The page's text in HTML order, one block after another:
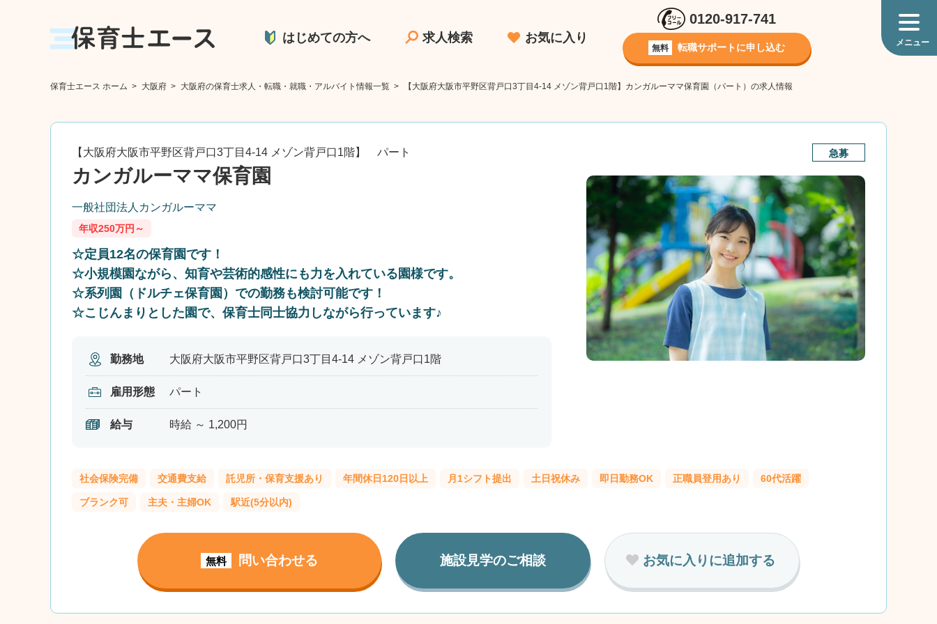
はじめての方へ 求人検索 お気に入り
0120-917-741
無料 転職サポートに申し込む
保育士エース ホーム > 大阪府 > 大阪府の保育士求人・転職・就職・アルバイト情報一覧 > 【大阪府大阪市平野区背戸口3丁目4-14 メゾン背戸口1階】カンガルーママ保育園（パート）の求人情報
急募
☆定員12名の保育園です！
☆小規模園ながら、知育や芸術的感性にも力を入れている園様です。
☆系列園（ドルチェ保育園）での勤務も検討可能です！
☆こじんまりとした園で、保育士同士協力しながら行っています♪
【大阪府大阪市平野区背戸口3丁目4-14 メゾン背戸口1階】 パート
カンガルーママ保育園
一般社団法人カンガルーママ
年収250万円～
勤務地 大阪府大阪市平野区背戸口3丁目4-14 メゾン背戸口1階
雇用形態 パート
給与 時給 ～ 1,200円
社会保険完備 交通費支給 託児所・保育支援あり 年間休日120日以上 月1シフト提出 土日祝休み 即日勤務OK 正職員登用あり 60代活躍
ブランク可 主夫・主婦OK 駅近(5分以内)
無料 問い合わせる 施設見学のご相談 お気に入りに追加する